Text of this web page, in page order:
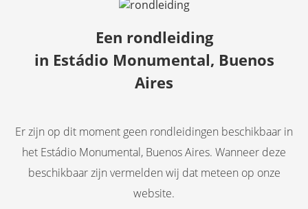
Een rondleiding
in Estádio Monumental, Buenos
Aires
Er zijn op dit moment geen rondleidingen beschikbaar in
het Estádio Monumental, Buenos Aires. Wanneer deze
beschikbaar zijn vermelden wij dat meteen op onze
website.